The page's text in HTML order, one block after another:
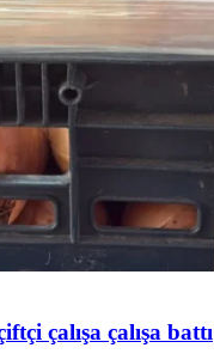
çalışa çalışa battı